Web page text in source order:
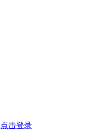
点击登录